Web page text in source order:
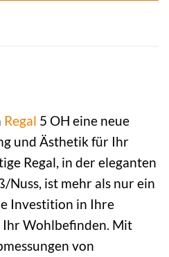
Regal 5 OH eine neue
und Ästhetik für Ihr
Regal, in der eleganten
ist mehr als nur ein
Investition in Ihre
Wohlbefinden. Mit
von